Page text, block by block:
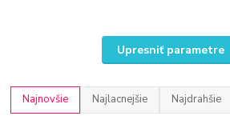
Upresniť parametre
Najnovšie Najlacnejšie Najdrahšie